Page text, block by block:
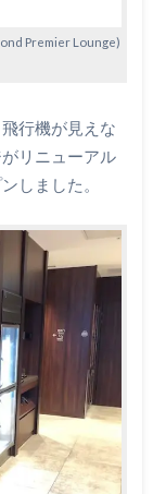
Premier Lounge)
行機が見えな
リニューアル
しました。